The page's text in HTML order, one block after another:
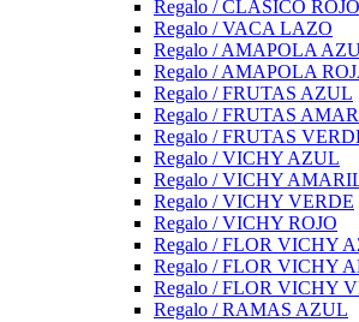
Regalo / CLASICO ROJO
Regalo / VACA LAZO
Regalo / AMAPOLA
Regalo / AMAPOLA
Regalo / FRUTAS AZUL
Regalo / FRUTAS
Regalo / FRUTAS
Regalo / VICHY AZUL
Regalo / VICHY
Regalo / VICHY VERDE
Regalo / VICHY ROJO
Regalo / FLOR VICHY
Regalo / FLOR VICHY
Regalo / FLOR VICHY
Regalo / RAMAS AZUL